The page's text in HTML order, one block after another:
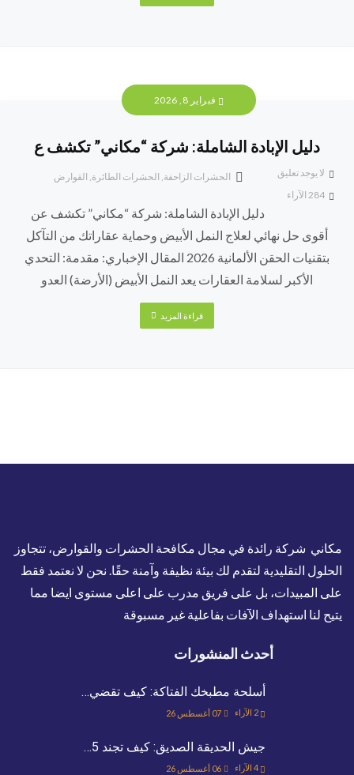
فبراير 8, 2026
دليل الإبادة الشاملة: شركة “مكاني” تكشف ع
الحشرات الزاحفة, الحشرات الطائرة, القوارض
لا يوجد تعليق
الآراء
دليل الإبادة الشاملة: شركة “مكاني” تكشف عن
أقوى حل نهائي لعلاج النمل الأبيض وحماية عقاراتك من التآكل
بتقنيات الحقن الألمانية 2026 المقال الإخباري: مقدمة: التحدي
الأكبر لسلامة العقارات يعد النمل الأبيض (الأرضة) العدو
قراءة المزيد
مكاني شركة رائدة في مجال مكافحة الحشرات والقوارض، تتجاوز
الحلول التقليدية لتقدم لك بيئة نظيفة وآمنة حقًا. نحن لا نعتمد فقط
على المبيدات، بل على فريق مدرب على اعلى مستوى ايضا مما
يتيح لنا استهداف الآفات بفاعلية غير مسبوقة
أحدث المنشورات
أسلحة مطبخك الفتاكة: كيف تقضي…
07 أغسطس 26 2 الآراء
جيش الحديقة الصديق: كيف تجند 5…
06 أغسطس 26 4 الآراء